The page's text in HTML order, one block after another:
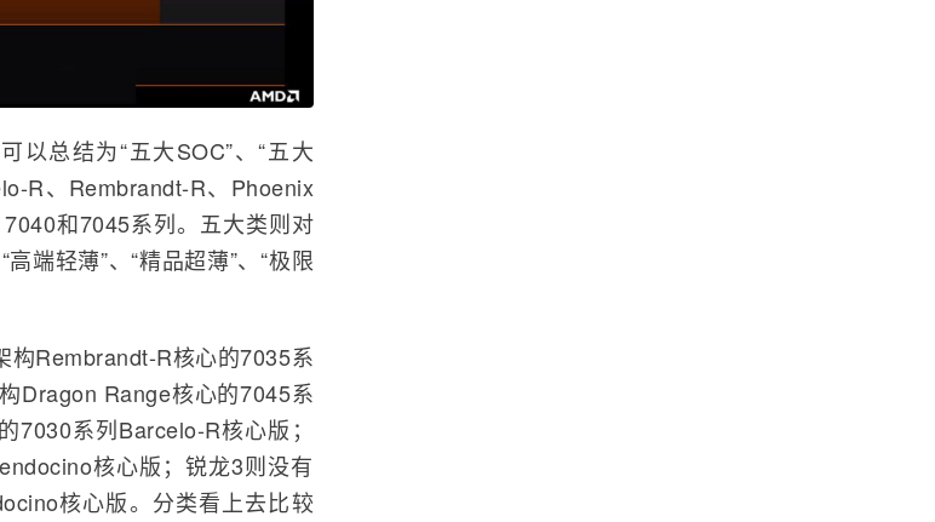
以总结为“五大SOC”、“五大
R、Rembrandt-R、Phoenix
和7045系列。五大类则对
端轻薄”、“精品超薄”、“极限
构Rembrandt-R核心的7035系
Dragon Range核心的7045系
系列Barcelo-R核心版；
核心版；锐龙3则没有
核心版。分类看上去比较